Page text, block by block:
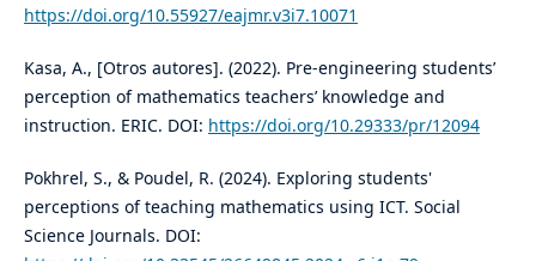
https://doi.org/10.55927/eajmr.v3i7.10071
Kasa, A., [Otros autores]. (2022). Pre-engineering students’
perception of mathematics teachers’ knowledge and
instruction. ERIC. DOI: https://doi.org/10.29333/pr/12094
Pokhrel, S., & Poudel, R. (2024). Exploring students'
perceptions of teaching mathematics using ICT. Social
Science Journals. DOI: